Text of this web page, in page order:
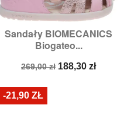
Sandały BIOMECANICS
Biogateo...
Cena
269,00 zł Cena
188,30 zł
-21,90 ZŁ